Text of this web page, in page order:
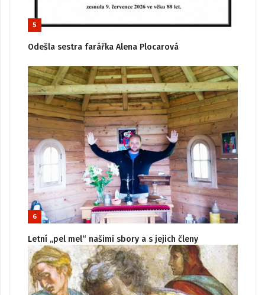
5
Odešla sestra farářka Alena Plocarová
6
Letní „pel mel“ našimi sbory a s jejich členy